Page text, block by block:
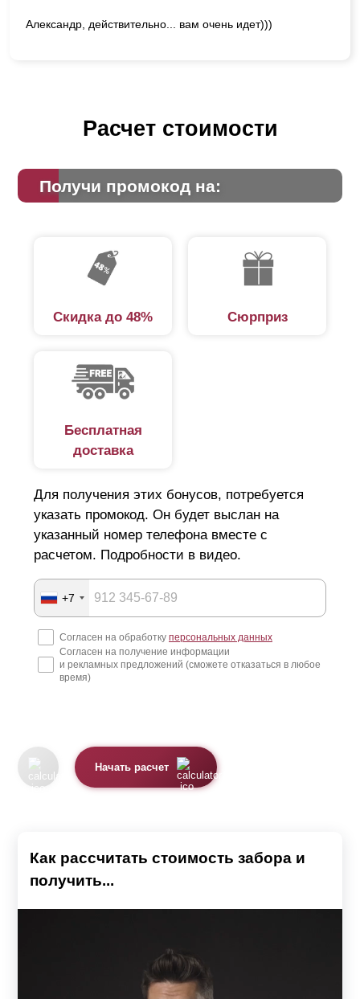
Александр, действительно... вам очень идет)))
Расчет стоимости
Получи промокод на:
Скидка до 48% Сюрприз
Бесплатная
доставка
Для получения этих бонусов, потребуется
указать промокод. Он будет выслан на
указанный номер телефона вместе с
расчетом. Подробности в видео.
+7
Согласен на обработку персональных данных
Согласен на получение информации
и рекламных предложений (сможете отказаться в любое
время)
Начать расчет
Как рассчитать стоимость забора и
получить...